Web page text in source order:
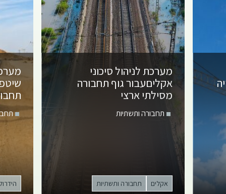
מערכת לניהול סיכוני
אקליםעבור גוף תחבורה
מסילתי ארצי
תחבורה ותשתיות
אקלים תחבורה ותשתיות